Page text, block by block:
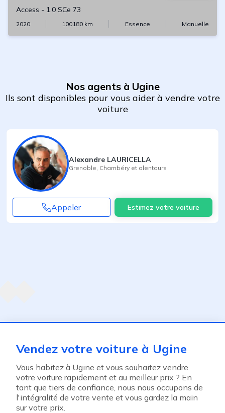
Access - 1.0 SCe 73
2020 100180 km Essence Manuelle
Nos agents à Ugine
Ils sont disponibles pour vous aider à vendre votre
voiture
Alexandre LAURICELLA
Grenoble Chambéry et alentours
Appeler Estimez votre voiture
Vendez votre voiture à Ugine
Vous habitez à Ugine et vous souhaitez vendre
votre voiture rapidement et au meilleur prix ? En
tant que tiers de confiance, nous nous occupons de
l'intégralité de votre vente et vous gardez la main
sur votre prix.